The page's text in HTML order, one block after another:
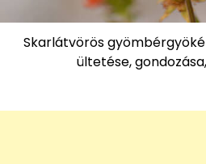
Skarlátvörös
ültetése,